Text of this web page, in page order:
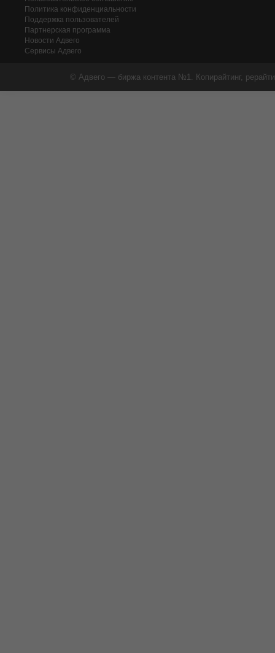
Политика конфиденциальности
Поддержка пользователей
Партнерская программа
Новости Адвего
Сервисы Адвего
© Адвего — биржа контента №1. Копирайтинг,